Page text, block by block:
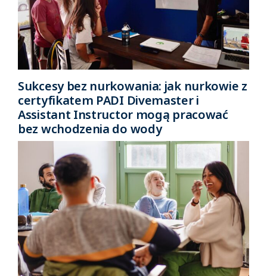
Sukcesy bez nurkowania: jak nurkowie z
certyfikatem PADI Divemaster i
Assistant Instructor mogą pracować
bez wchodzenia do wody